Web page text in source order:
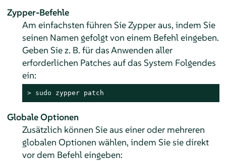
Zypper-Befehle
Am einfachsten führen Sie Zypper aus, indem Sie
seinen Namen gefolgt von einem Befehl eingeben.
Geben Sie z. B. für das Anwenden aller
erforderlichen Patches auf das System Folgendes
ein:
> sudo zypper patch
Globale Optionen
Zusätzlich können Sie aus einer oder mehreren
globalen Optionen wählen, indem Sie sie direkt
vor dem Befehl eingeben: